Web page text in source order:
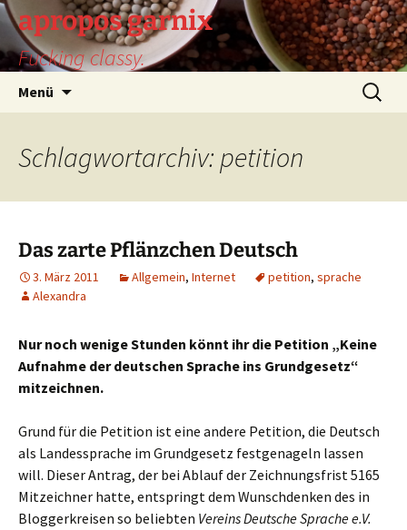
Zum
Inhalt
springen
apropos garnix
Fucking classy.
Menü
Suchen
nach:
Schlagwortarchiv: petition
Das zarte Pflänzchen Deutsch
3. März 2011 Allgemein, Internet petition, sprache
Alexandra
Nur noch wenige Stunden könnt ihr die Petition „Keine
Aufnahme der deutschen Sprache ins Grundgesetz“
mitzeichnen.
Grund für die Petition ist eine andere Petition, die Deutsch
als Landessprache im Grundgesetz festgenageln lassen
will. Dieser Antrag, der bei Ablauf der Zeichnungsfrist 5165
Mitzeichner hatte, entspringt dem Wunschdenken des in
Bloggerkreisen so beliebten Vereins Deutsche Sprache e.V.